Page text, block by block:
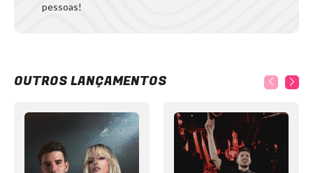
pessoas!
OUTROS LANÇAMENTOS